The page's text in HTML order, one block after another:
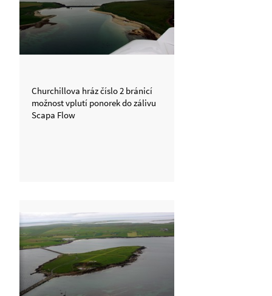
Churchillova hráz číslo 2 bránicí
možnost vplutí ponorek do zálivu
Scapa Flow